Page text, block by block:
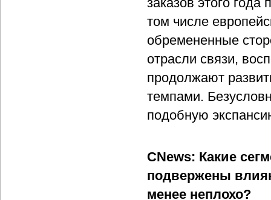
том числе
обремененные
отрасли связи,
продолжают
темпами.
подобную
CNews: Какие
подвержены
менее неплохо?